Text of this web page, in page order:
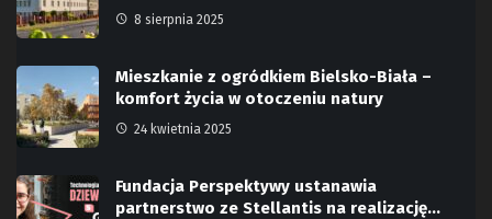
8 sierpnia 2025
Mieszkanie z ogródkiem Bielsko-Biała –
komfort życia w otoczeniu natury
24 kwietnia 2025
Fundacja Perspektywy ustanawia
partnerstwo ze Stellantis na realizację…